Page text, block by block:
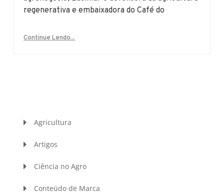
regenerativa e embaixadora do Café do
Continue Lendo...
Agricultura
Artigos
Ciência no Agro
Conteúdo de Marca